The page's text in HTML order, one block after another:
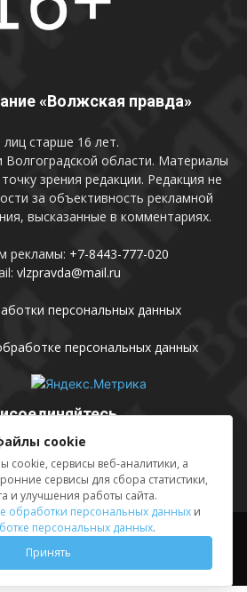
«Волжская правда»
старше 16 лет.
области. Материалы
зрения редакции. Редакция не
за объективность рекламной
высказанные в комментариях.
рекламы: +7-8443-777-020
vlzpravda@mail.ru
персональных данных
персональных данных
данные Sing in
«Волжская правда», 2012-2026
cookie
cookie, сервисы веб-аналитики, а
сервисы для сбора статистики,
и улучшения работы сайта.
обработки персональных данных и
персональных данных.
Принять